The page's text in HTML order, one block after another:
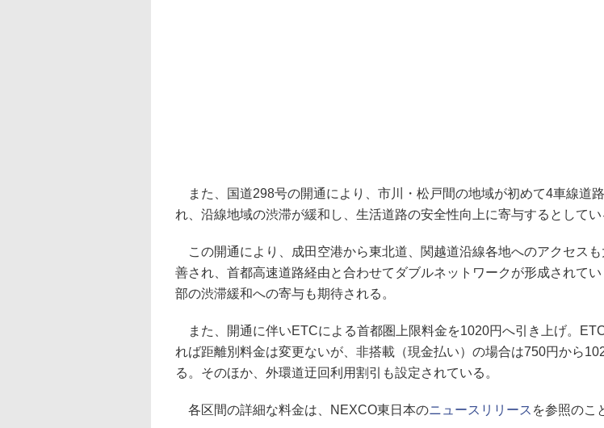
また、国道298号の開通により、市川・松戸間の地域が初めて4車線道
れ、沿線地域の渋滞が緩和し、生活道路の安全性向上に寄与するとしてい
この開通により、成田空港から東北道、関越道沿線各地へのアクセスも
善され、首都高速道路経由と合わせてダブルネットワークが形成されて
部の渋滞緩和への寄与も期待される。
また、開通に伴いETCによる首都圏上限料金を1020円へ引き上げ。
れば距離別料金は変更ないが、非搭載（現金払い）の場合は750円から
る。そのほか、外環道迂回利用割引も設定されている。
各区間の詳細な料金は、NEXCO東日本のニュースリリース を参照のこ